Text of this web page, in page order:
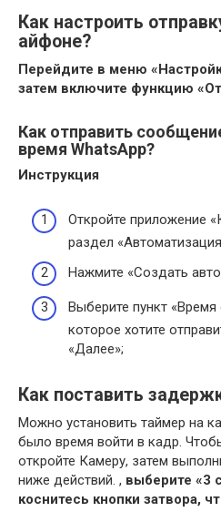
Как настроить
айфоне?
Перейдите в меню
затем включите функцию
Как отправить
время WhatsApp?
Инструкция
Откройте приложение
раздел
Нажмите «Создать
Выберите пункт «Время
которое хотите
«Далее»;
Как поставить
Можно установить таймер на
было время войти в кадр.
откройте Камеру, затем
ниже действий. , выберите «3
коснитесь кнопки затвора,